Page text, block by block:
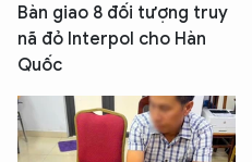
Bàn giao 8 đối tượng truy
nã đỏ Interpol cho Hàn
Quốc